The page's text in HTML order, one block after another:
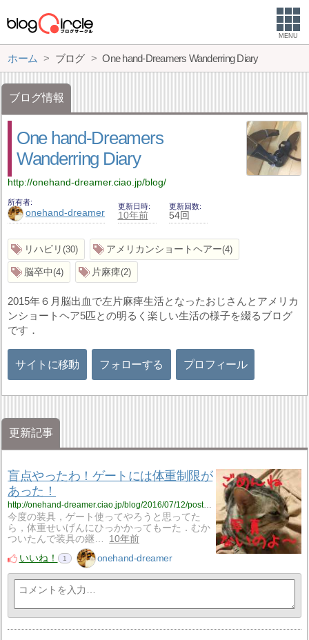
MENU
ホーム ブログ One hand-Dreamers Wanderring Diary
ブログ情報
One hand-Dreamers
Wanderring Diary
http://onehand-dreamer.ciao.jp/blog/
所有者
onehand-dreamer
更新日時
10年前
更新回数
54回
リハビリ 30 アメリカンショートヘアー 4
脳卒中 4 片麻痺 2
2015年６月脳出血で左片麻痺生活となったおじさんとアメリカ
ンショートヘア5匹との明るく楽しい生活の様子を綴るブログ
です．
サイトに移動 フォローする プロフィール
更新記事
盲点やったわ！ゲートには体重制限が
あった！
http://onehand-dreamer.ciao.jp/blog/2016/07/12/post-239/
今度の装具，ゲート使ってやろうと思ってた
ら，体重せいげんにひっかかってもーた．むか
ついたんで装具の継…
10年前
いいね！
1 onehand-dreamer